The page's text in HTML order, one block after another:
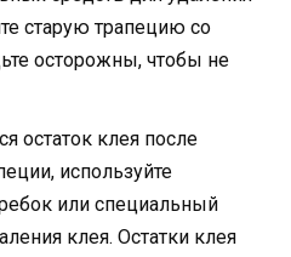
старую трапецию со
осторожны, чтобы не
остаток клея после
используйте
или специальный
клея. Остатки клея